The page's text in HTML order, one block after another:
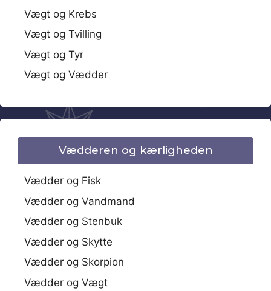
Vægt og Krebs
Vægt og Tvilling
Vægt og Tyr
Vægt og Vædder
Vædderen og kærligheden
Vædder og Fisk
Vædder og Vandmand
Vædder og Stenbuk
Vædder og Skytte
Vædder og Skorpion
Vædder og Vægt